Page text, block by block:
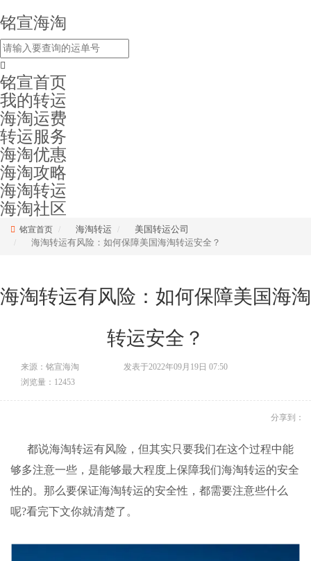
铭宣海淘
铭宣首页
我的转运
海淘运费
转运服务
海淘优惠
海淘攻略
海淘转运
海淘社区
铭宣首页 海淘转运
美国转运公司
海淘转运有风险：如何保障美国海淘转运安全？
海淘转运有风险：如何保障美国海淘
转运安全？
来源：铭宣海淘
发表于2022年09月19日 07:50
浏览量：12453
分享到：
都说海淘转运有风险，但其实只要我们在这个过程中能
够多注意一些，是能够最大程度上保障我们海淘转运的安全
性的。那么要保证海淘转运的安全性，都需要注意些什么
呢?看完下文你就清楚了。